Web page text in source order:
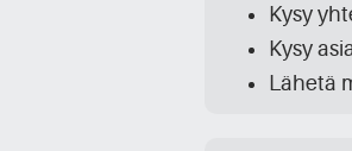
Kysy
Kysy
Lähetä